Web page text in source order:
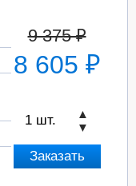
9 375 ₽
8 605 ₽
▲
▼